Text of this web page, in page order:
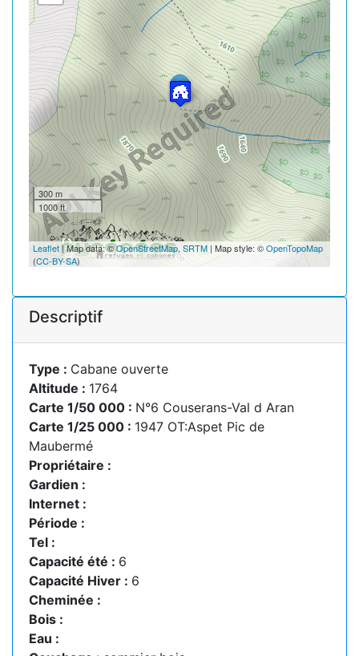
300 m
1000 ft
Leaflet| Map data: ©OpenStreetMap SRTM | Map style: ©OpenTopoMap
(CC-BY-SA)
Descriptif
Type : Cabane ouverte
Altitude : 1764
Carte 1/50 000 : N°6 Couserans-Val d Aran
Carte 1/25 000 : 1947 OT:Aspet Pic de
Maubermé
Propriétaire :
Gardien :
Internet :
Période :
Tel :
Capacité été : 6
Capacité Hiver : 6
Cheminée :
Bois :
Eau :